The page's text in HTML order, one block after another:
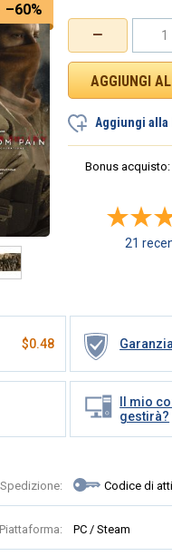
–60%
$0.48
Il mio
gestirà?
Spedizione: Codice di
Piattaforma: PC / Steam
−
Aggiungi
Bonus acquisto:
21